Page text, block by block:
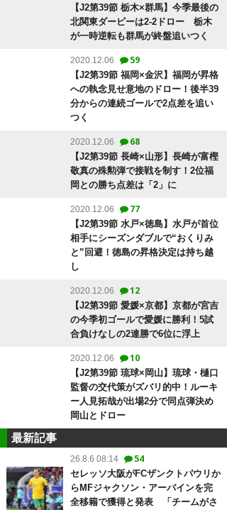
【J2第39節 栃木×群馬】今季最後の
北関東ダービーは2-2ドロー 栃木
が一時逆転も群馬が終盤追いつく
2020.12.06 59
【J2第39節 福岡×金沢】福岡が昇格
への執念見せ意地のドロー！後半39
分からの連続ゴールで2点差を追い
つく
2020.12.06 68
【J2第39節 長崎×山形】長崎が富樫
敬真の殊勲弾で接戦を制す！2位福
岡との勝ち点差は「2」に
2020.12.06 77
【J2第39節 水戸×徳島】水戸が首位
相手にシーズンダブルで“おくりみ
と”回避！徳島の昇格決定は持ち越
し
2020.12.06 12
【J2第39節 愛媛×京都】京都が宮吉
の今季初ゴールで愛媛に勝利！5試
合負けなしの2連勝で6位に浮上
2020.12.06 10
【J2第39節 琉球×岡山】琉球・樋口
監督の交代策がズバリ的中！ルーキ
ー人見拓哉が出場2分で同点弾決め
岡山とドロー
最新記事
26.8.6 08:14 54
セレッソ大阪がFCザンクトパウリか
らMFジャクソン・アーバインを完
全移籍で獲得と発表 「チームがさ